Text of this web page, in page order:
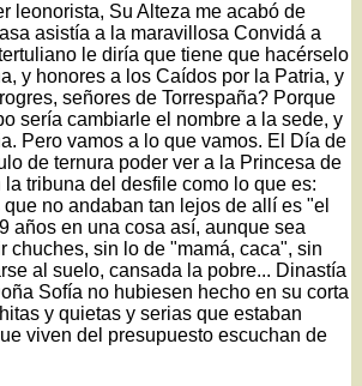
leonorista, Su Alteza me acabó de
asistía a la maravillosa Convidá a
le diría que tiene que hacérselo
y honores a los Caídos por la Patria, y
señores de Torrespaña? Porque
sería cambiarle el nombre a la sede, y
Pero vamos a lo que vamos. El Día de
de ternura poder ver a la Princesa de
tribuna del desfile como lo que es:
no andaban tan lejos de allí es "el
años en una cosa así, aunque sea
chuches, sin lo de "mamá, caca", sin
al suelo, cansada la pobre... Dinastía
Sofía no hubiesen hecho en su corta
y quietas y serias que estaban
viven del presupuesto escuchan de